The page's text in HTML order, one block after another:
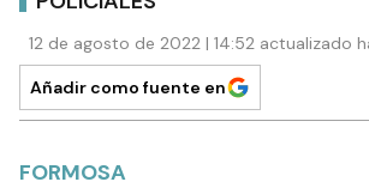
12 de agosto de 2022 | 14:52 actualizado
Añadir como fuente en
FORMOSA